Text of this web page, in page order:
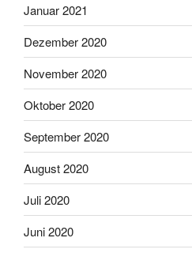
Januar 2021
Dezember 2020
November 2020
Oktober 2020
September 2020
August 2020
Juli 2020
Juni 2020